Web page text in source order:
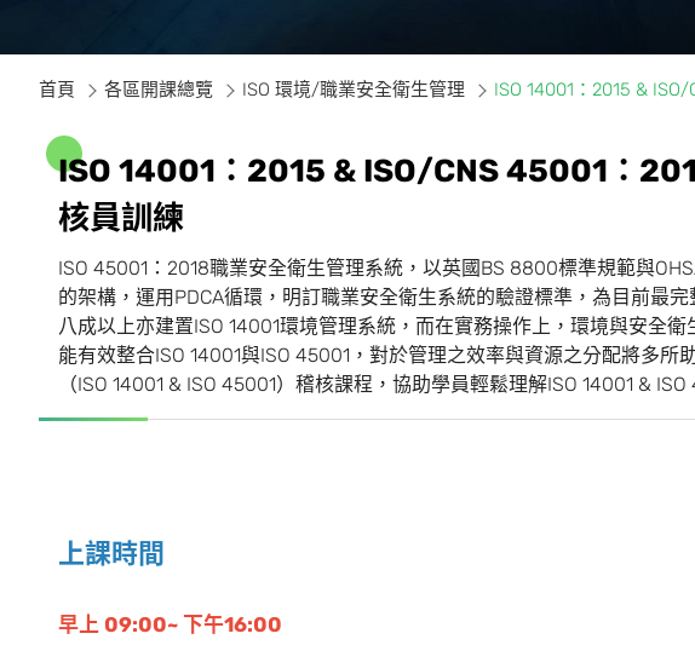
首頁 各區開課總覽 ISO 環境/職業安全衛生管理 ISO 14001：2015 &
ISO 14001 ： 2015 & ISO/CNS45001 ： 201
核員訓練
ISO 45001：2018職業安全衛生管理系統，以英國BS 8800標準規範與
的架構，運用PDCA循環，明訂職業安全衛生系統的驗證標準，為目前最
八成以上亦建置ISO 14001環境管理系統，而在實務操作上，環境與安全
能有效整合ISO 14001與ISO 45001，對於管理之效率與資源之分配將多
（ISO 14001 & ISO 45001）稽核課程，協助學員輕鬆理解ISO 14001 &
上課時間
早上 09:00~ 下午16:00